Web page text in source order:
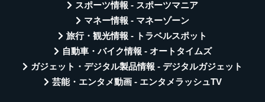
スポーツ情報 - スポーツマニア
マネー情報 - マネーゾーン
旅行・観光情報 - トラベルスポット
自動車・バイク情報 - オートタイムズ
ガジェット・デジタル製品情報 - デジタルガジェット
芸能・エンタメ動画 - エンタメラッシュTV